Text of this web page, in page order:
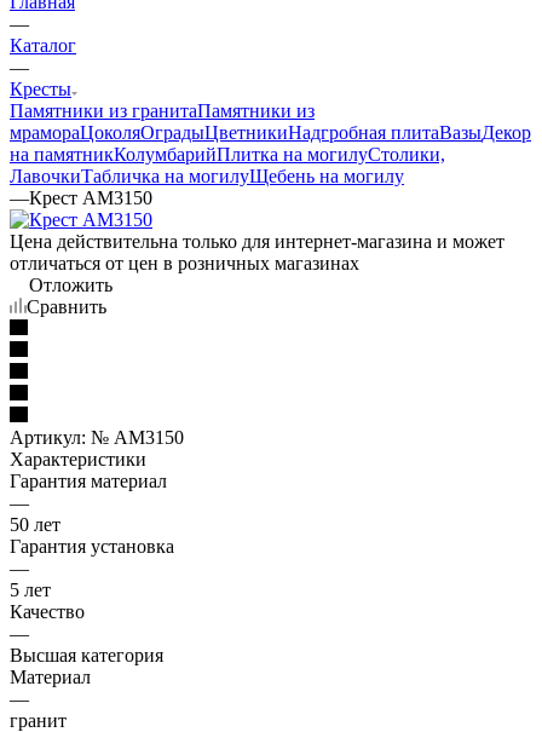
—
Каталог
—
Кресты
Памятники из гранитаПамятники из
мрамораЦоколяОградыЦветникиНадгробная плитаВазыДекор
на памятникКолумбарийПлитка на могилуСтолики,
ЛавочкиТабличка на могилуЩебень на могилу
—Крест AM3150
Цена действительна только для интернет-магазина и может
отличаться от цен в розничных магазинах
Отложить
Сравнить
Артикул: № AM3150
Характеристики
Гарантия материал
—
50 лет
Гарантия установка
—
5 лет
Качество
—
Высшая категория
Материал
—
гранит